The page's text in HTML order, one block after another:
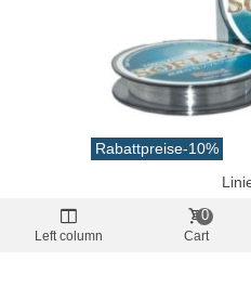
Rabattpreise-10%
Momoi Soflex
16,55 € (inkl.
Left column Cart
0